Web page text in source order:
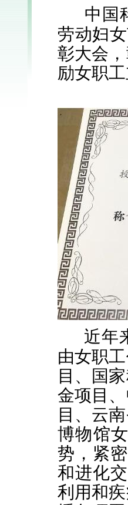
中国
劳动妇
彰大会 ，
励女职
近年
由女职
目、
国
金项目、
目、云
博物馆
势，紧
和进化
利用和